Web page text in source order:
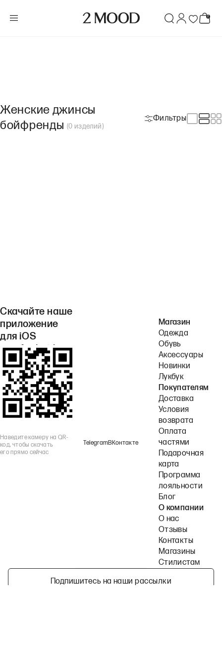
Женские джинсы
бойфренды (0 изделий )
Фильтры
Скачайте наше
приложение
для iOS
или Android.
Наведите камеру на QR-
код, чтобы скачать
его прямо сейчас
TelegramВКонтакте
Магазин
Одежда
Обувь
Аксессуары
Новинки
Лукбук
Покупателям
Доставка
Условия
возврата
Оплата
частями
Подарочная
карта
Программа
лояльности
Блог
О компании
О нас
Отзывы
Контакты
Магазины
Стилистам
Подпишитесь на наши рассылки